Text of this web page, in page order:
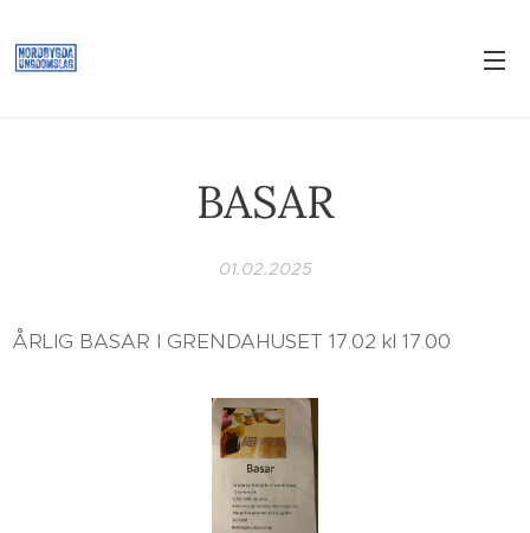
BASAR
01.02.2025
ÅRLIG BASAR I GRENDAHUSET 17.02 kl 17.00